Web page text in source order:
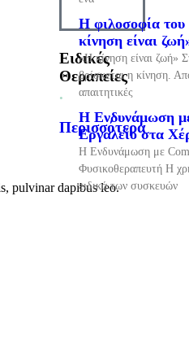
Ειδικές
Θεραπείες
.
Περισσότερα
pulvinar dapibus leo.
Η φιλοσοφία
κίνηση είναι
«Η κίνηση είναι ζωή»
βρίσκεται η κίνηση.
απαιτητικές
Η Ενδυνάμωση
Εργαλείο στα
Η Ενδυνάμωση με
Φυσικοθεραπευτή Η
ειδικά των συσκευών